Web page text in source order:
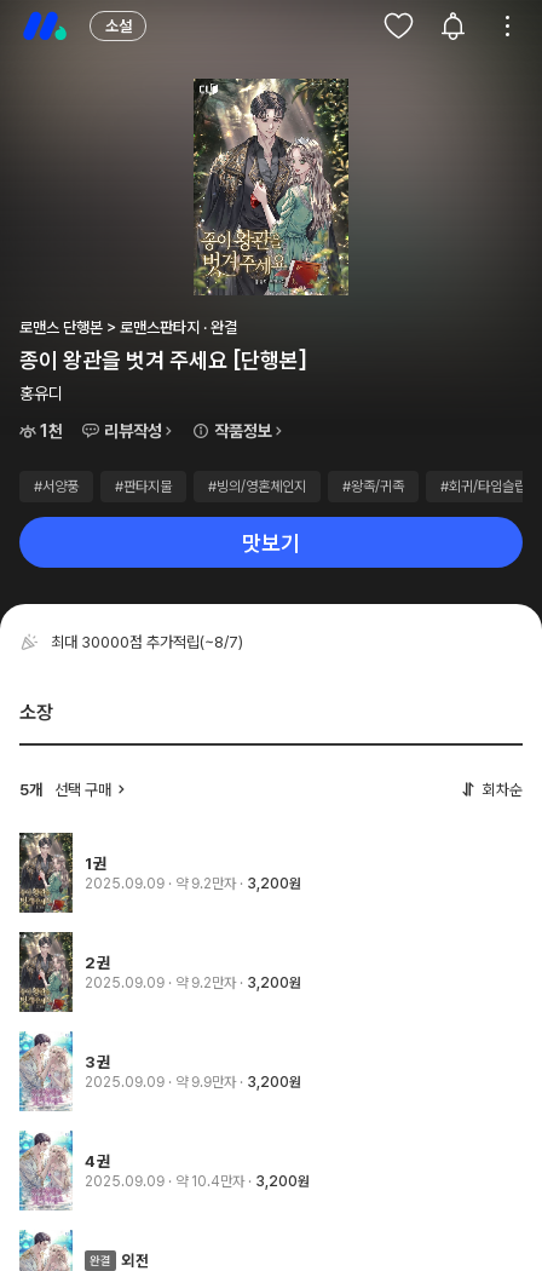
소설
로맨스 단행본 > 로맨스판타지 · 완결
종이 왕관을 벗겨 주세요 [단행본]
홍유디
1천
리뷰작성 작품정보
#서양풍 #판타지물 #빙의/영혼체인지 #왕족/귀족 #회귀/타임슬립
맛보기
최대 30000점 추가적립(~8/7)
소장
5개 선택 구매 회차순
1권
2025.09.09 · 약 9.2만자 3,200원
2권
2025.09.09 · 약 9.2만자 3,200원
3권
2025.09.09 · 약 9.9만자 3,200원
4권
2025.09.09 · 약 10.4만자 3,200원
외전